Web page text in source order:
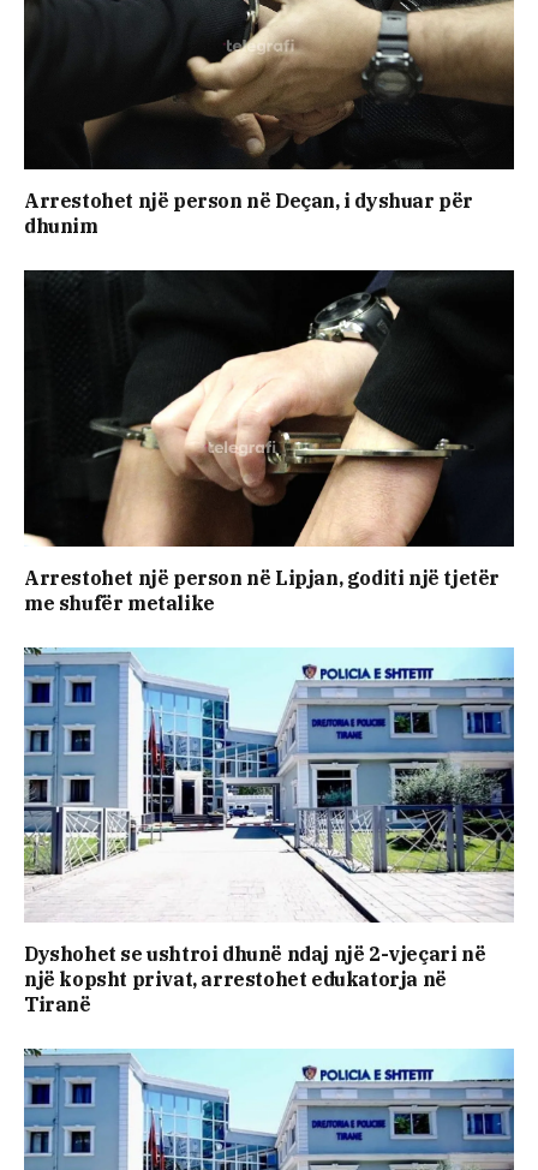
Arrestohet një person në Deçan, i dyshuar për
dhunim
Arrestohet një person në Lipjan, goditi një tjetër
me shufër metalike
Dyshohet se ushtroi dhunë ndaj një 2-vjeçari në
një kopsht privat, arrestohet edukatorja në
Tiranë